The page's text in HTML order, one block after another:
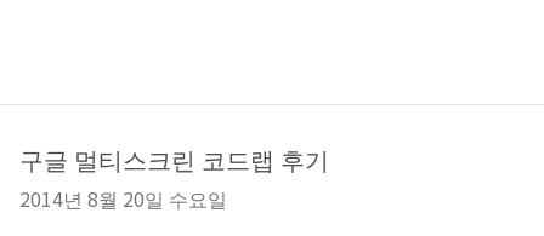
구글 멀티스크린 코드랩 후기
2014년 8월 20일 수요일